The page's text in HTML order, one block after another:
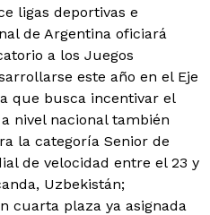
ligas deportivas e
de Argentina oficiará
a los Juegos
este año en el Eje
que busca incentivar el
nivel nacional también
la categoría Senior de
de velocidad entre el 23 y
Uzbekistán;
cuarta plaza ya asignada